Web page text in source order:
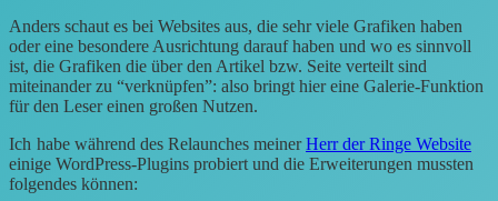
Anders schaut es bei Websites aus, die sehr viele Grafiken haben
oder eine besondere Ausrichtung darauf haben und wo es sinnvoll
ist, die Grafiken die über den Artikel bzw. Seite verteilt sind
miteinander zu “verknüpfen”: also bringt hier eine Galerie-Funktion
für den Leser einen großen Nutzen.
Ich habe während des Relaunches meinerHerr der Ringe Website
einige WordPress-Plugins probiert und die Erweiterungen mussten
folgendes können: